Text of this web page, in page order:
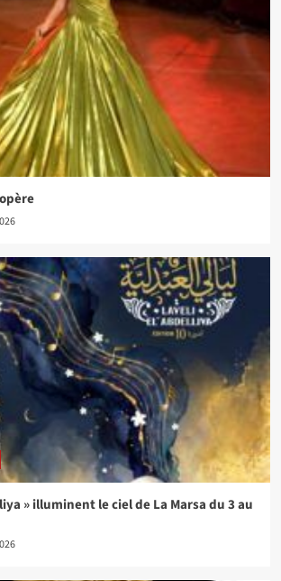
» illuminent le ciel de La Marsa du 3 au